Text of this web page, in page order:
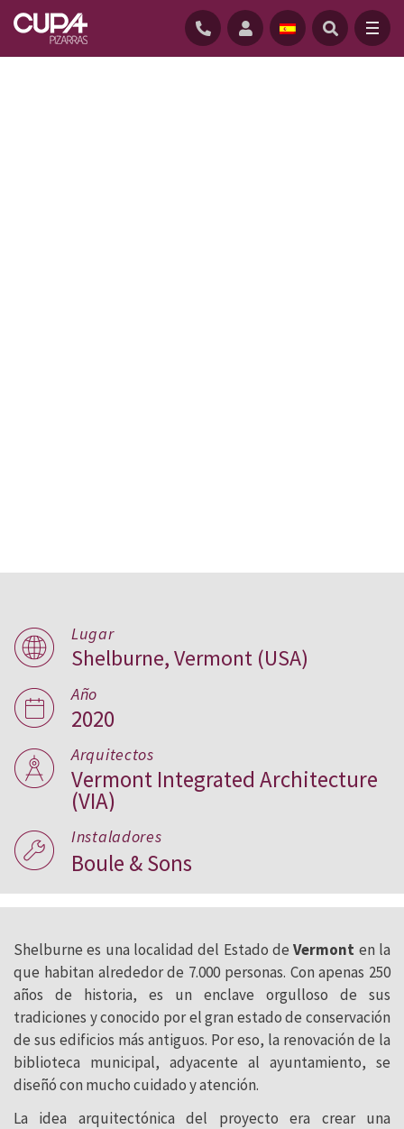
Biblioteca Pierson, USA
Lugar
Shelburne, Vermont (USA)
Año
2020
Arquitectos
Vermont Integrated Architecture
(VIA)
Instaladores
Boule & Sons
Shelburne es una localidad del Estado deVermont en la
que habitan alrededor de 7.000 personas. Con apenas 250
años de historia, es un enclave orgulloso de sus
tradiciones y conocido por el gran estado de conservación
de sus edificios más antiguos. Por eso, la renovación de la
biblioteca municipal, adyacente al ayuntamiento, se
diseñó con mucho cuidado y atención.
La idea arquitectónica del proyecto era crear una